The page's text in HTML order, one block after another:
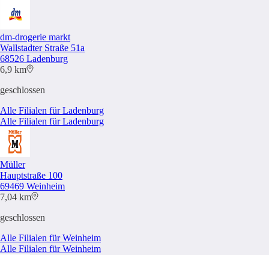
dm-drogerie markt
Wallstadter Straße 51a
68526 Ladenburg
6,9 km
geschlossen
Alle Filialen für Ladenburg
Alle Filialen für Ladenburg
Müller
Hauptstraße 100
69469 Weinheim
7,04 km
geschlossen
Alle Filialen für Weinheim
Alle Filialen für Weinheim